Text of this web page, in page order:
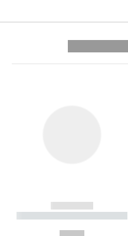
------------
----------- ----------- --------